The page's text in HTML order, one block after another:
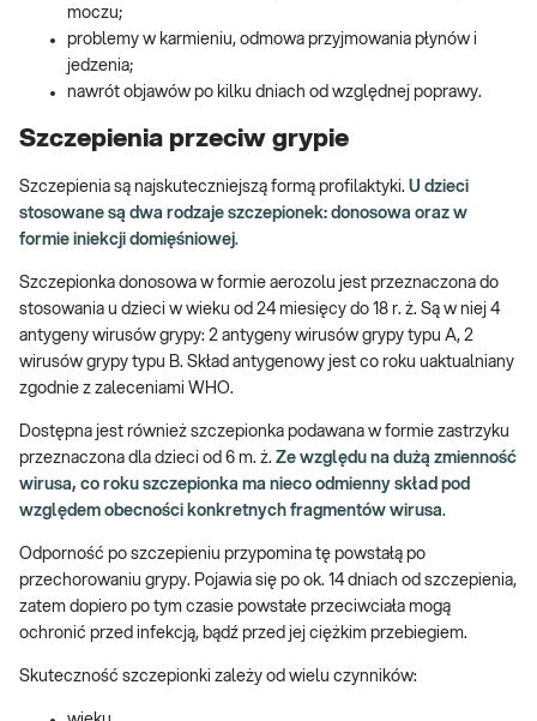
moczu;
problemy w karmieniu, odmowa przyjmowania płynów i
jedzenia;
nawrót objawów po kilku dniach od względnej poprawy.
Szczepienia przeciw grypie
Szczepienia są najskuteczniejszą formą profilaktyki. U dzieci
stosowane są dwa rodzaje szczepionek: donosowa oraz w
formie iniekcji domięśniowej.
Szczepionka donosowa w formie aerozolu jest przeznaczona do
stosowania u dzieci w wieku od 24 miesięcy do 18 r. ż. Są w niej 4
antygeny wirusów grypy: 2 antygeny wirusów grypy typu A, 2
wirusów grypy typu B. Skład antygenowy jest co roku uaktualniany
zgodnie z zaleceniami WHO.
Dostępna jest również szczepionka podawana w formie zastrzyku
przeznaczona dla dzieci od 6 m. ż. Ze względu na dużą zmienność
wirusa, co roku szczepionka ma nieco odmienny skład pod
względem obecności konkretnych fragmentów wirusa.
Odporność po szczepieniu przypomina tę powstałą po
przechorowaniu grypy. Pojawia się po ok. 14 dniach od szczepienia,
zatem dopiero po tym czasie powstałe przeciwciała mogą
ochronić przed infekcją, bądź przed jej ciężkim przebiegiem.
Skuteczność szczepionki zależy od wielu czynników: